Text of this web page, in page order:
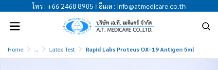
โทร : +66 2468 8905 I อีเมล : Info@atmedicare.co.th
Home ... Latex Test Rapid Labs Proteus OX-19 Antigen 5ml